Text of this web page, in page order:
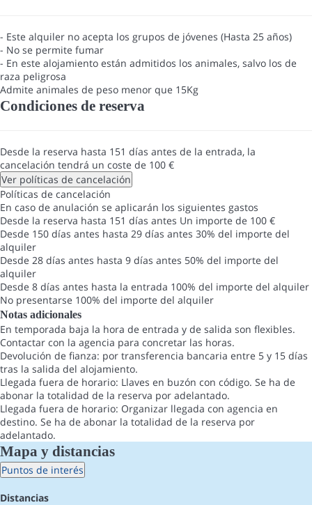
- Este alquiler no acepta los grupos de jóvenes (Hasta 25 años)
- No se permite fumar
- En este alojamiento están admitidos los animales, salvo los de
raza peligrosa
Admite animales de peso menor que 15Kg
Condiciones de reserva
Desde la reserva hasta 151 días antes de la entrada, la
cancelación tendrá un coste de 100 €
Ver políticas de cancelación
Políticas de cancelación
En caso de anulación se aplicarán los siguientes gastos
Desde la reserva hasta 151 días antes Un importe de 100 €
Desde 150 días antes hasta 29 días antes 30% del importe del
alquiler
Desde 28 días antes hasta 9 días antes 50% del importe del
alquiler
Desde 8 días antes hasta la entrada 100% del importe del alquiler
No presentarse 100% del importe del alquiler
Notas adicionales
En temporada baja la hora de entrada y de salida son flexibles.
Contactar con la agencia para concretar las horas.
Devolución de fianza: por transferencia bancaria entre 5 y 15 días
tras la salida del alojamiento.
Llegada fuera de horario: Llaves en buzón con código. Se ha de
abonar la totalidad de la reserva por adelantado.
Llegada fuera de horario: Organizar llegada con agencia en
destino. Se ha de abonar la totalidad de la reserva por
adelantado.
Mapa y distancias
Puntos de interés
Distancias